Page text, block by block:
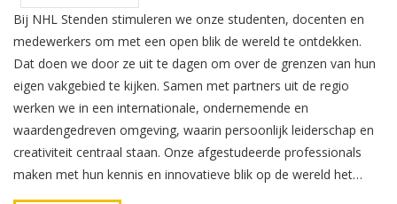
Bij NHL Stenden stimuleren we onze studenten, docenten en
medewerkers om met een open blik de wereld te ontdekken.
Dat doen we door ze uit te dagen om over de grenzen van hun
eigen vakgebied te kijken. Samen met partners uit de regio
werken we in een internationale, ondernemende en
waardengedreven omgeving, waarin persoonlijk leiderschap en
creativiteit centraal staan. Onze afgestudeerde professionals
maken met hun kennis en innovatieve blik op de wereld het
verschil binnen nationale en internationale organisaties.